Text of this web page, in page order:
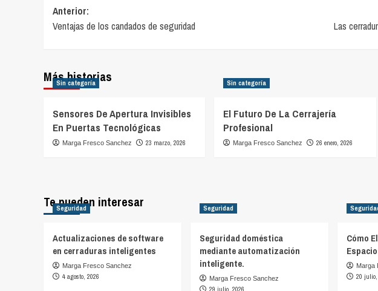
Navegación
de
Anterior:
Ventajas de los candados de seguridad
Las
Más historias
Sin categoría
Sensores De Apertura Invisibles
En Puertas Tecnológicas
Marga Fresco Sanchez 23 marzo, 2026
Sin categoría
El Futuro De La Cerrajería
Profesional
Marga Fresco Sanchez 26 enero, 2026
Te pueden interesar
Seguridad
Actualizaciones de software
en cerraduras inteligentes
Marga Fresco Sanchez
4 agosto, 2026
Seguridad
Seguridad doméstica
mediante automatización
inteligente.
Marga Fresco Sanchez
29 julio, 2026
Cómo
Marga
20 julio,